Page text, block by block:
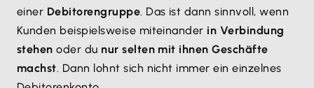
einer Debitorengruppe. Das ist dann sinnvoll, wenn
Kunden beispielsweise miteinander in Verbindung
stehen oder du nur selten mit ihnen Geschäfte
machst. Dann lohnt sich nicht immer ein einzelnes